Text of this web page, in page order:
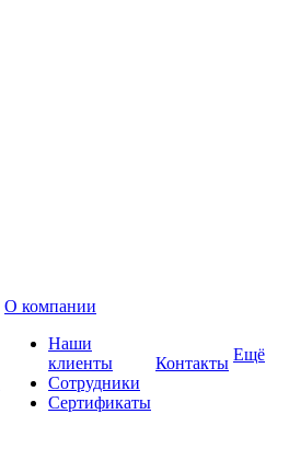
О компании
Наши
клиенты
Сотрудники
Сертификаты
Контакты Ещё